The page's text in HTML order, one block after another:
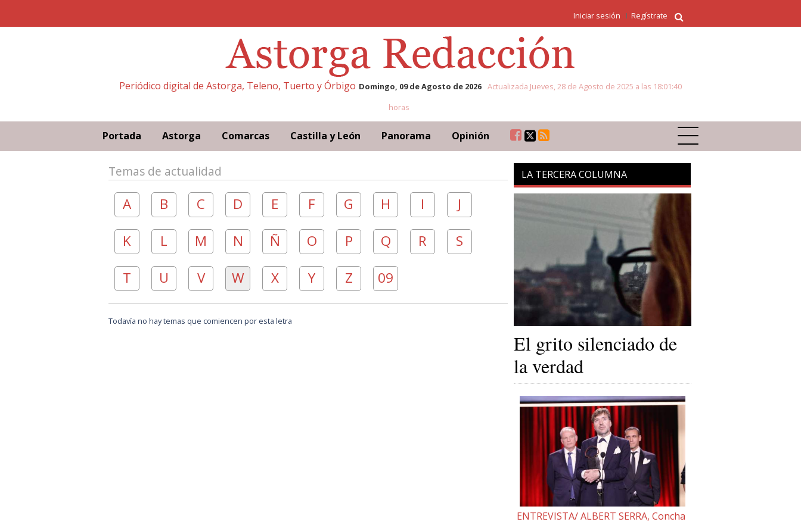
Iniciar sesión Regístrate
Periódico digital de Astorga, Teleno, Tuerto y Órbigo Domingo, 09 de Agosto de 2026 Actualizada Jueves, 28 de Agosto de 2025 a las 18:01:40
horas
Portada Astorga Comarcas Castilla y León Panorama Opinión
Temas de actualidad
A B C D E F G H I
J
K
L M N Ñ O P Q R
S
T
U V W X Y Z 09
Todavía no hay temas que comiencen por esta letra
LA TERCERA COLUMNA
El grito silenciado de
la verdad
ENTREVISTA/ ALBERT SERRA, Concha